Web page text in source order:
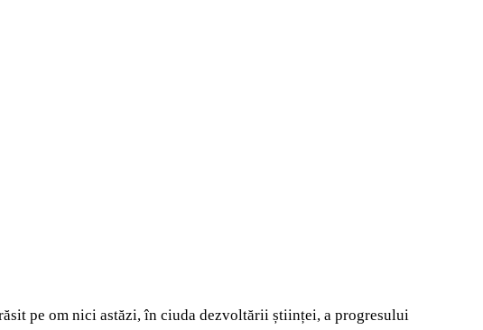
pe om nici astăzi, în ciuda dezvoltării științei, a progresului